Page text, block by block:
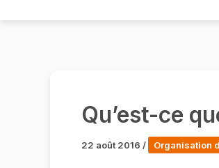
Qu’est-ce
22 août 2016 / Organisation